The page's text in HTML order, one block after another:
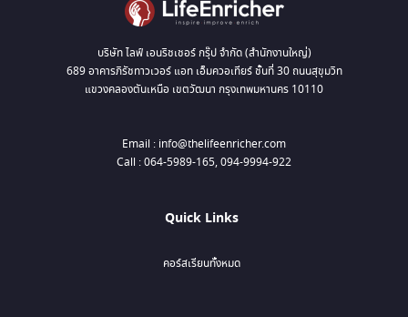
บริษัท ไลฟ์ เอนริชเชอร์ กรุ๊ป จำกัด (สำนักงานใหญ่)
689 อาคารภิรัชทาวเวอร์ แอท เอ็มควอเทียร์ ชั้นที่ 30 ถนนสุขุมวิท
แขวงคลองตันเหนือ เขตวัฒนา กรุงเทพมหานคร 10110
Email : info@thelifeenricher.com
Call : 064-5989-165, 094-9994-922
Quick Links
คอร์สเรียนทั้งหมด